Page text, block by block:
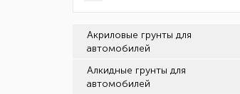
Акриловые грунты для
автомобилей
Алкидные грунты для
автомобилей